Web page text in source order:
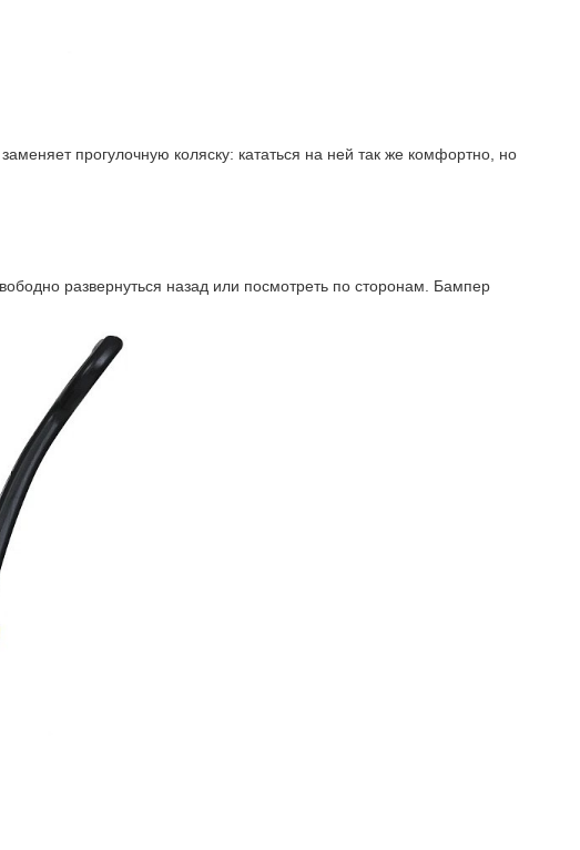
прогулочную коляску: кататься на ней так же комфортно, но
развернуться назад или посмотреть по сторонам. Бампер